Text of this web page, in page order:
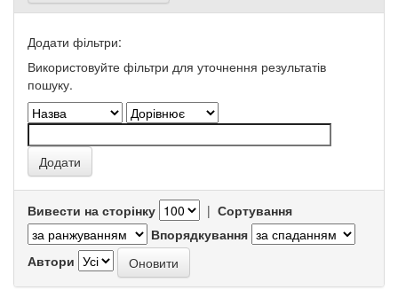
Додати фільтри:
Використовуйте фільтри для уточнення результатів
пошуку.
Вивести на сторінку | Сортування
Впорядкування
Автори